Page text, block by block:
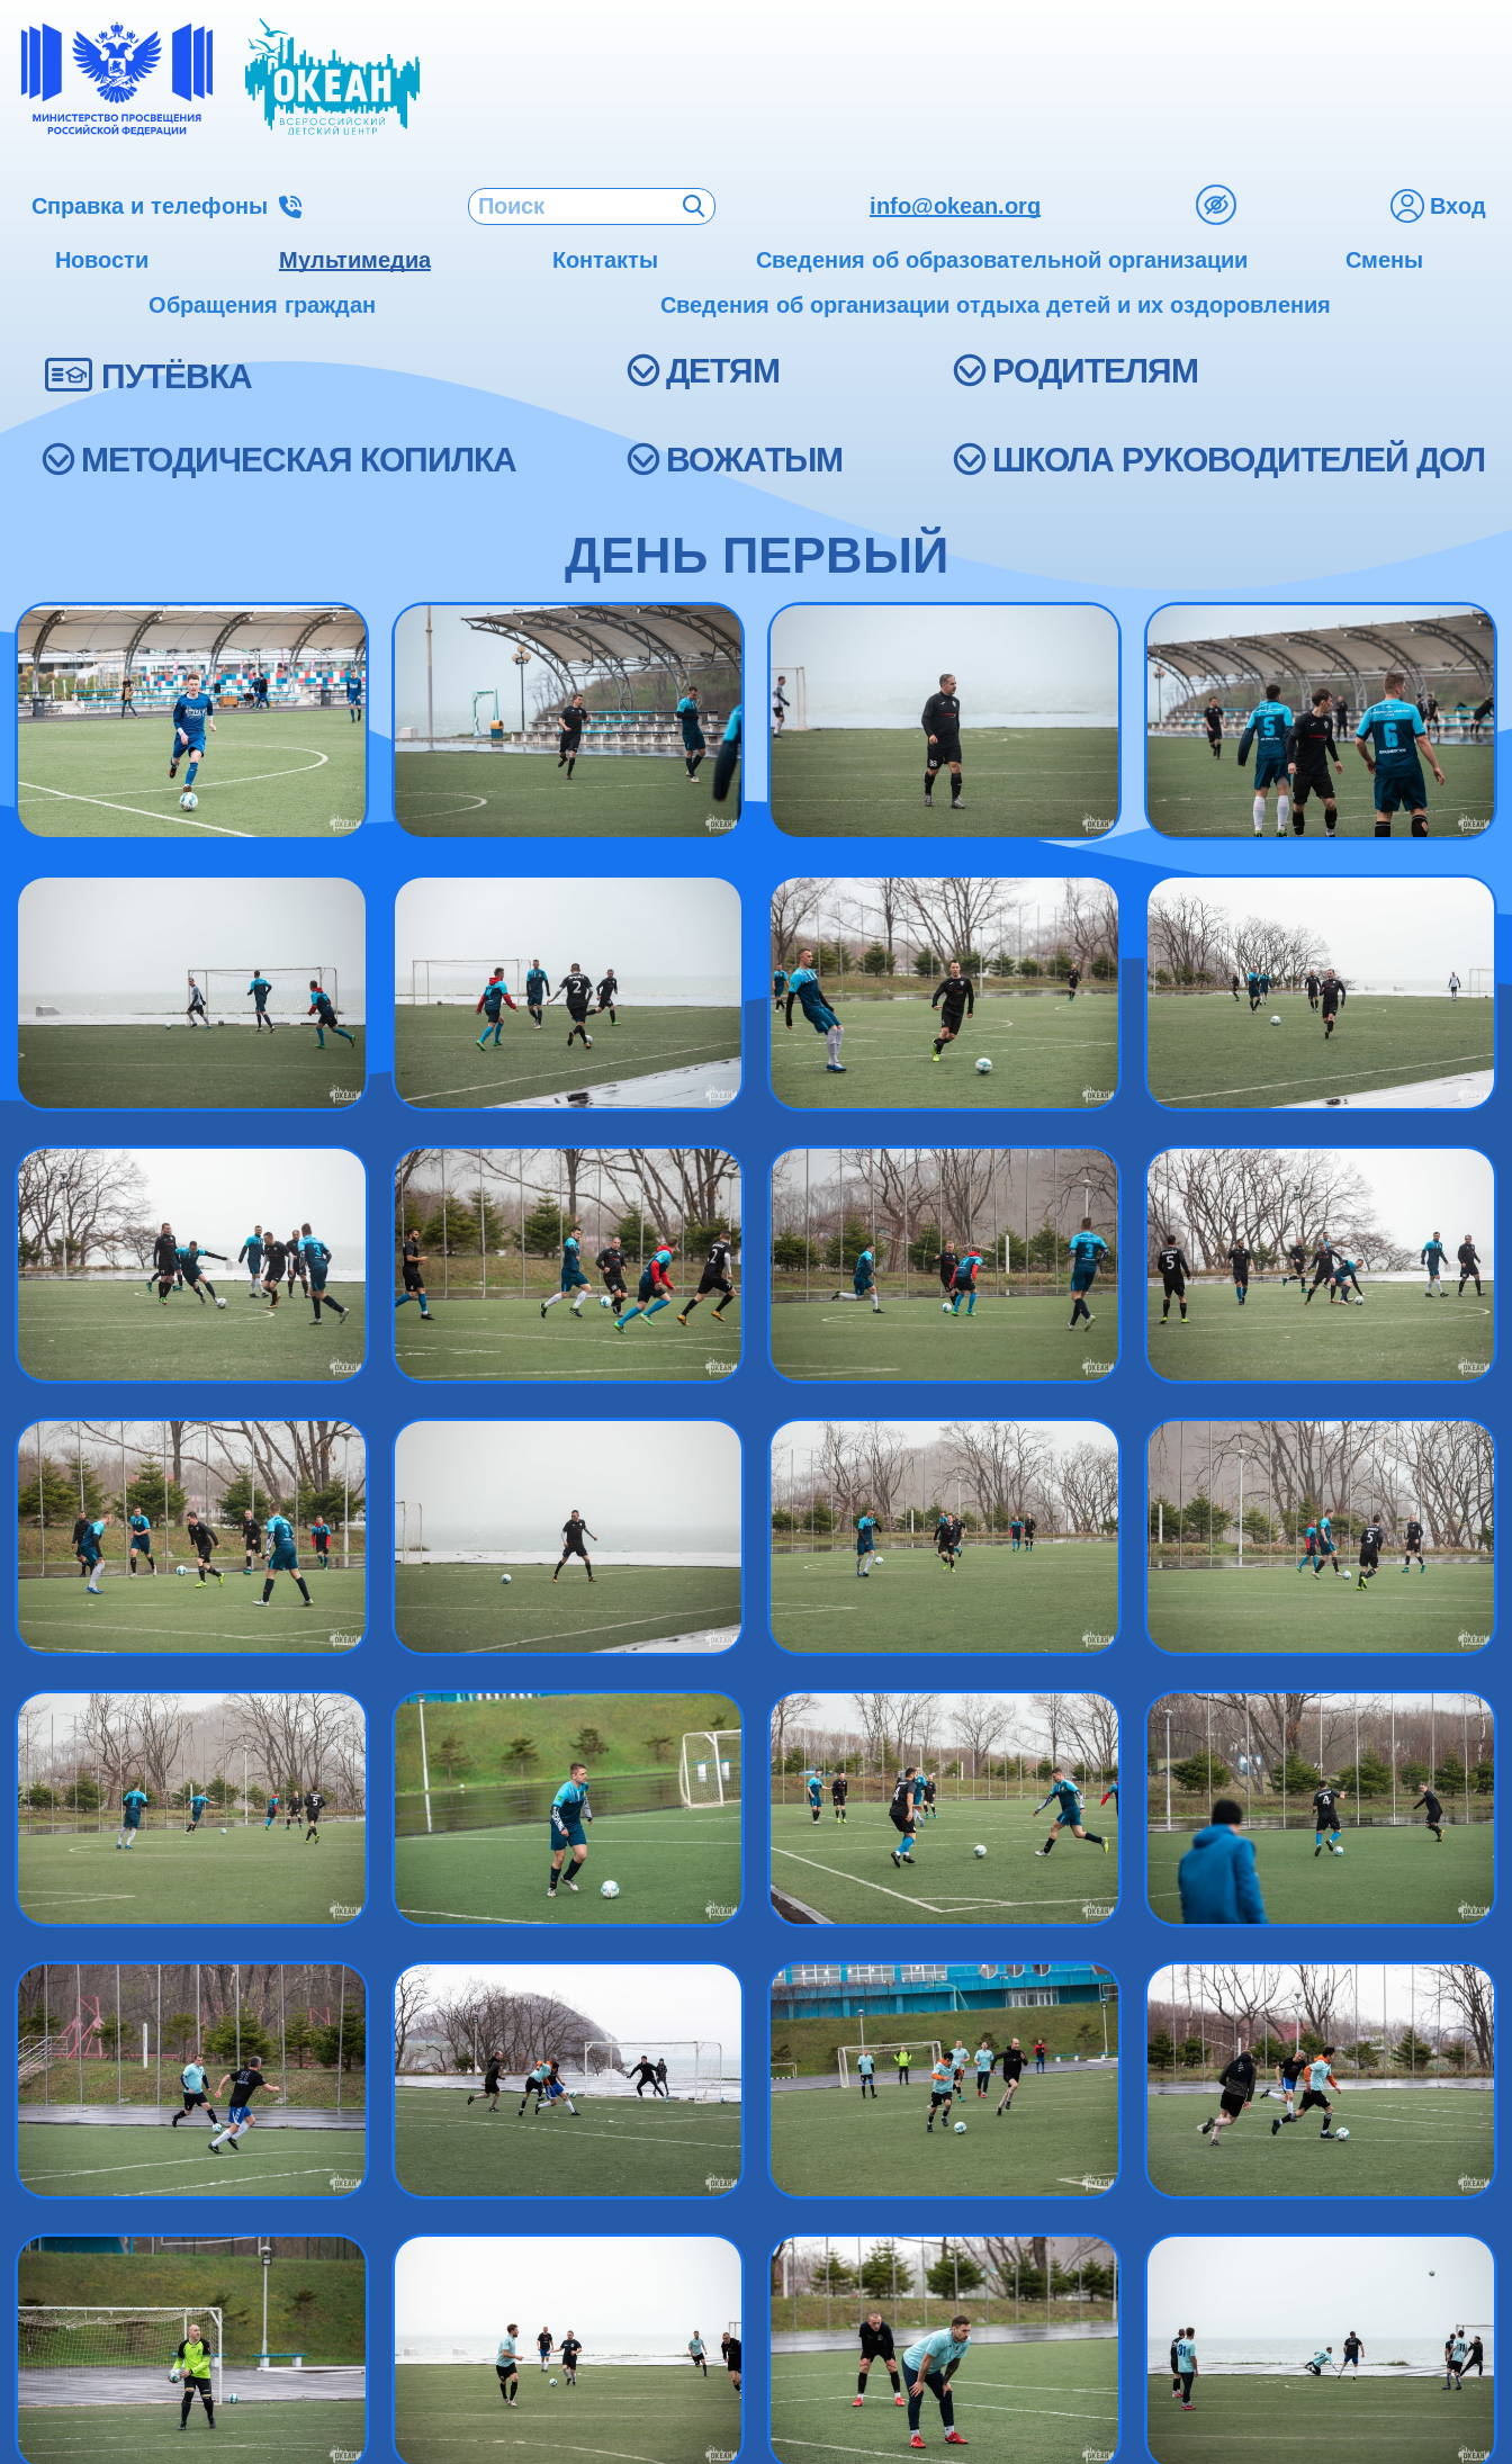
Справка и телефоны info@okean.org Вход
Новости Мультимедиа Контакты Сведения об образовательной организации
Смены
Обращения граждан
Сведения об организации отдыха детей и их оздоровления
ПУТЁВКА ДЕТЯМ РОДИТЕЛЯМ
МЕТОДИЧЕСКАЯ КОПИЛКА ВОЖАТЫМ ШКОЛА РУКОВОДИТЕЛЕЙ ДОЛ
ДЕНЬ ПЕРВЫЙ